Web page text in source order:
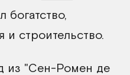
богатство,
и строительство.
из "Сен-Ромен де